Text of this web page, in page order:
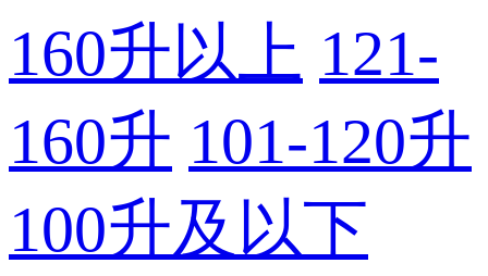
160升以上 121-
160升 101-120升
100升及以下